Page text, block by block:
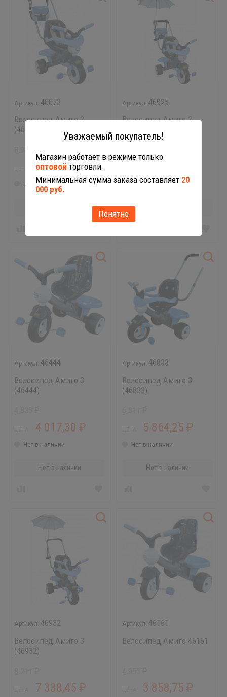
46673
Велосипед Амиго 2
(46673)
7 796,25₽
Нет в наличии
46925
Велосипед Амиго 2
Нет в наличии
46444
Велосипед Амиго 3
(46444)
4 017,30 ₽
Нет в наличии
Нет в наличии
46833
Велосипед Амиго 3
(46833)
5 864,25₽
Нет в наличии
Нет в наличии
46932
Велосипед Амиго 3
(46932)
7 338,45 ₽
46161
Велосипед Амиго 46161
3 858,75₽
Уважаемый покупатель!
Магазин работает в режиме только
оптовой торговли.
Минимальная сумма заказа составляет 20
000 руб.
Понятно